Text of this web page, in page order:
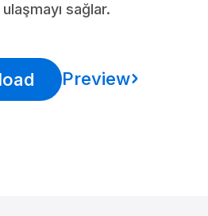
sağlar.
Preview